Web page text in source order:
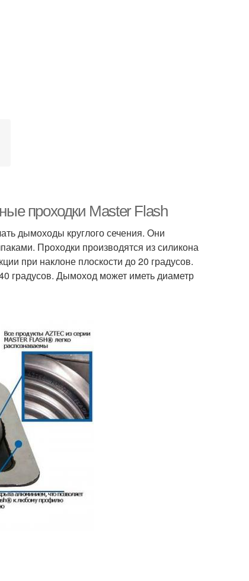
проходки Master Flash
дымоходы круглого сечения. Они
Проходки производятся из силикона
при наклоне плоскости до 20 градусов.
градусов. Дымоход может иметь диаметр